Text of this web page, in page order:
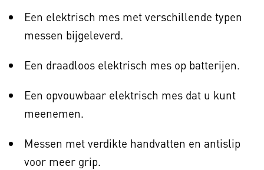
Een elektrisch mes met verschillende typen
messen bijgeleverd.
Een draadloos elektrisch mes op batterijen.
Een opvouwbaar elektrisch mes dat u kunt
meenemen.
Messen met verdikte handvatten en antislip
voor meer grip.